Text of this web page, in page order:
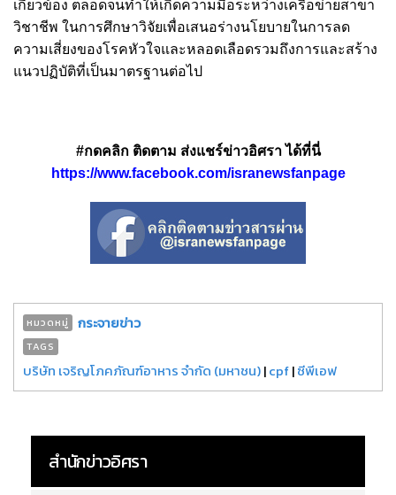
เกี่ยวข้อง ตลอดจนทำให้เกิดความมือระหว่างเครือข่ายสาขา
วิชาชีพ ในการศึกษาวิจัยเพื่อเสนอร่างนโยบายในการลด
ความเสี่ยงของโรคหัวใจและหลอดเลือดรวมถึงการและสร้าง
แนวปฏิบัติที่เป็นมาตรฐานต่อไป
#กดคลิก ติดตาม ส่งแชร์ข่าวอิศรา ได้ที่นี่
https://www.facebook.com/isranewsfanpage
หมวดหมู่ กระจายข่าว
TAGS
บริษัท เจริญโภคภัณฑ์อาหาร จำกัด (มหาชน)|cpf|ซีพีเอฟ
สำนักข่าวอิศรา